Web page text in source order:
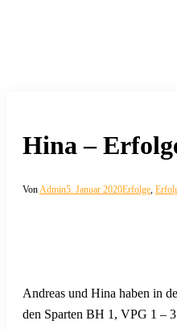
Hina –
VonAdmin5. Januar 2020Erfolge,
Andreas und Hina haben in
den Sparten BH 1, VPG 1 – 3